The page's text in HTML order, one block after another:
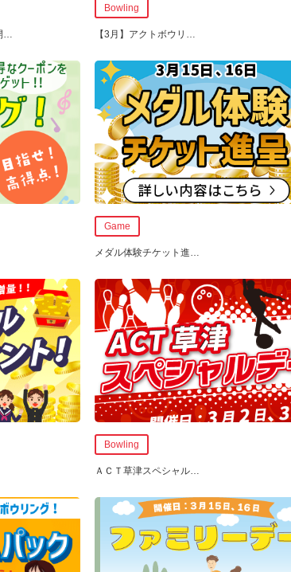
…
Bowling
【3月】アクトボウリ …
Game
メダル体験チケット進…
Bowling
ＡＣＴ草津スペシャル…